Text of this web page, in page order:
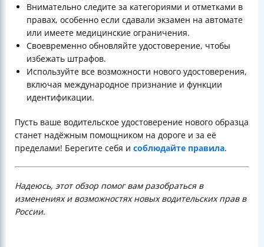
Внимательно следите за категориями и отметками в
правах, особенно если сдавали экзамен на автомате
или имеете медицинские ограничения.
Своевременно обновляйте удостоверение, чтобы
избежать штрафов.
Используйте все возможности нового удостоверения,
включая международное признание и функции
идентификации.
Пусть ваше водительское удостоверение нового образца
станет надёжным помощником на дороге и за её
пределами! Берегите себя и соблюдайте правила.
Надеюсь, этот обзор помог вам разобраться в
изменениях и возможностях новых водительских прав в
России.